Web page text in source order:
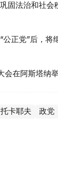
固法治和社会
正党”后，
在阿斯塔纳举
卡耶夫 政党